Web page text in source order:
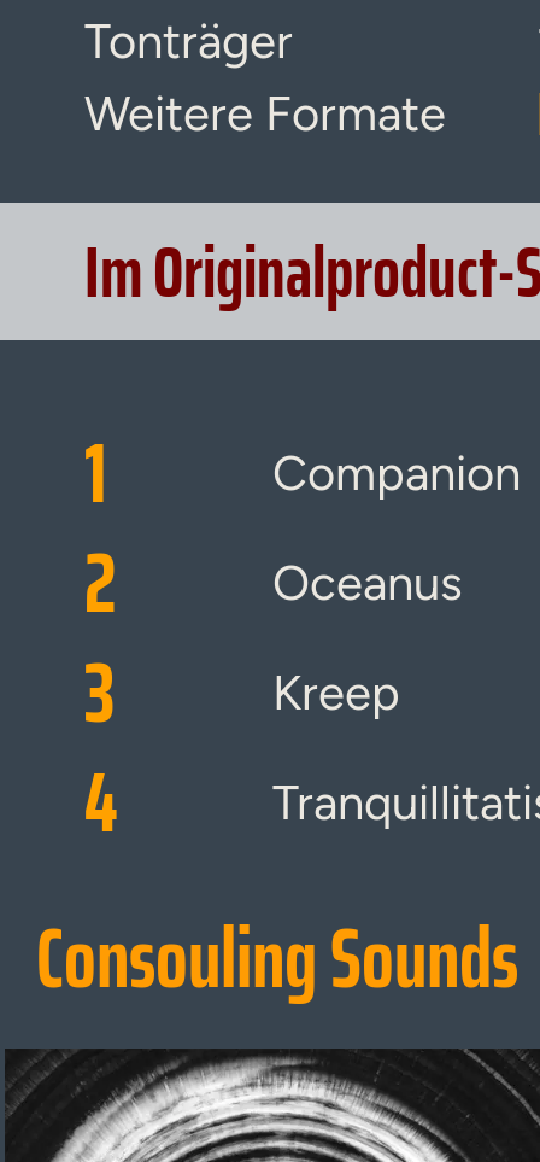
Tonträger
Weitere Formate
Im
1 Companion
2 Oceanus
3 Kreep
4
Consouling Sounds